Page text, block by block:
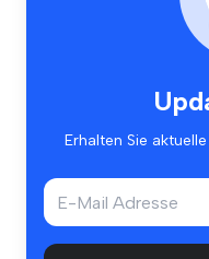
Erhalten Sie